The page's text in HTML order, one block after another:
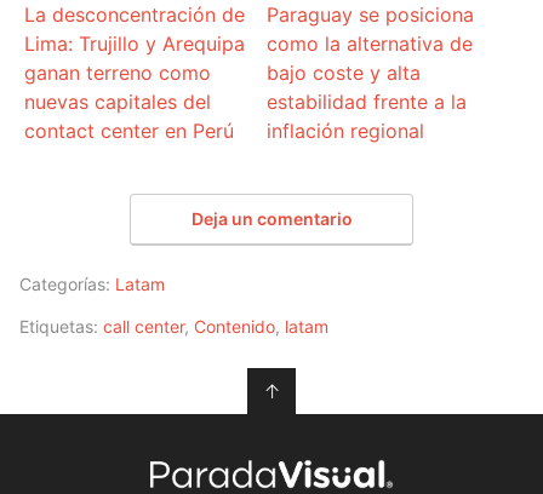
La desconcentración de
Lima: Trujillo y Arequipa
ganan terreno como
nuevas capitales del
contact center en Perú
Paraguay se posiciona
como la alternativa de
bajo coste y alta
estabilidad frente a la
inflación regional
Deja un comentario
Categorías: Latam
Etiquetas: call center, Contenido, latam
↑